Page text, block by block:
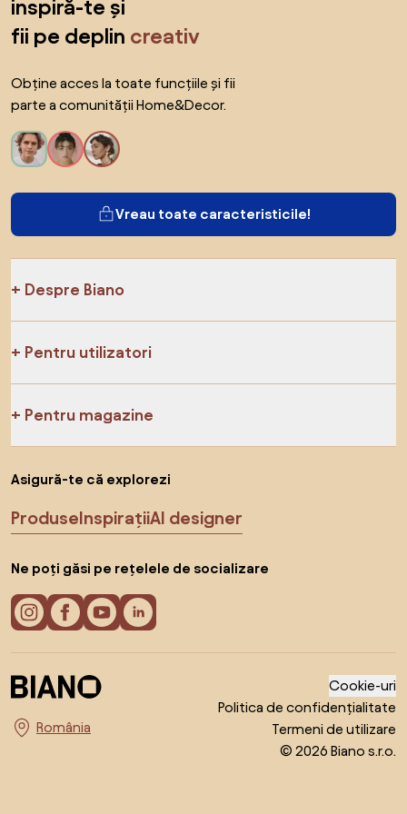
inspiră-te și
fii pe deplin creativ
Obține acces la toate funcțiile și fii
parte a comunității Home&Decor.
Vreau toate caracteristicile!
Despre Biano
Pentru utilizatori
Pentru magazine
Asigură-te că explorezi
ProduseInspirațiiAI designer
Ne poți găsi pe rețelele de socializare
Alege țara
Cookie-uri
Politica de confidențialitate
Termeni de utilizare
© 2026 Biano s.r.o.